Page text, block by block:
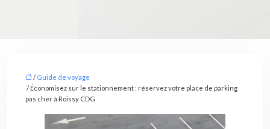
/ Guide de voyage
/ Économisez sur le stationnement : réservez votre place de parking
pas cher à Roissy CDG